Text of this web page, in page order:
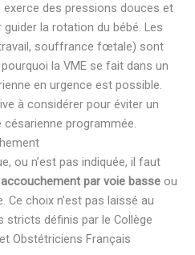
exerce des pressions douces et
la rotation du bébé. Les
souffrance fœtale) sont
la VME se fait dans un
en urgence est possible.
à considérer pour éviter un
césarienne programmée.
ou n’est pas indiquée, il faut
accouchement par voie basse ou
Ce choix n’est pas laissé au
stricts définis par le Collège
Obstétriciens Français